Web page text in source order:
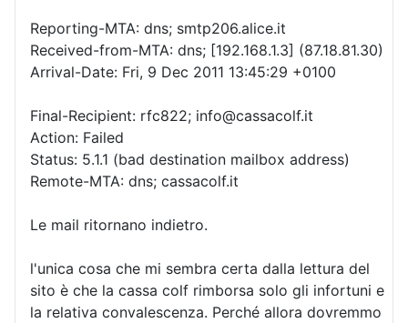
Reporting-MTA: dns; smtp206.alice.it
Received-from-MTA: dns; [192.168.1.3] (87.18.81.30)
Arrival-Date: Fri, 9 Dec 2011 13:45:29 +0100
Final-Recipient: rfc822; info@cassacolf.it
Action: Failed
Status: 5.1.1 (bad destination mailbox address)
Remote-MTA: dns; cassacolf.it
Le mail ritornano indietro.
l'unica cosa che mi sembra certa dalla lettura del
sito è che la cassa colf rimborsa solo gli infortuni e
la relativa convalescenza. Perché allora dovremmo